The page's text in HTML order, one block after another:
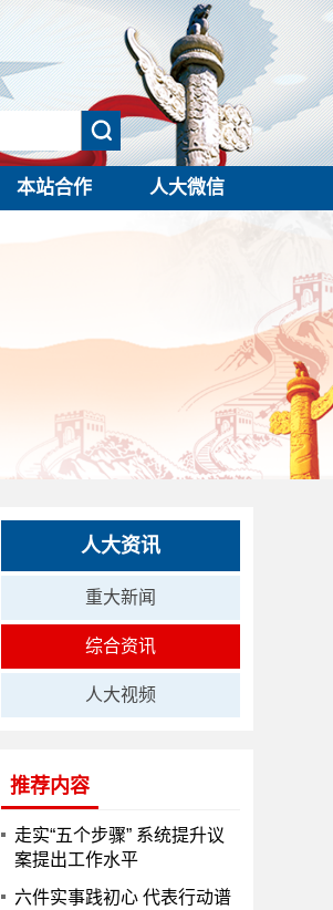
本站合作 人大微信
人大资讯
重大新闻
综合资讯
人大视频
推荐内容
走实“五个步骤” 系统提升议
案提出工作水平
六件实事践初心 代表行动谱